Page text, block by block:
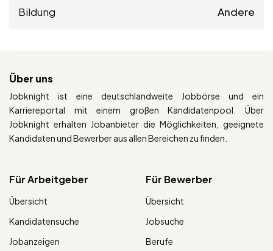
Bildung Andere
Über uns
Jobknight ist eine deutschlandweite Jobbörse und ein
Karriereportal mit einem großen Kandidatenpool. Über
Jobknight erhalten Jobanbieter die Möglichkeiten, geeignete
Kandidaten und Bewerber aus allen Bereichen zu finden.
Für Arbeitgeber
Übersicht
Kandidatensuche
Jobanzeigen
Für Bewerber
Übersicht
Jobsuche
Berufe